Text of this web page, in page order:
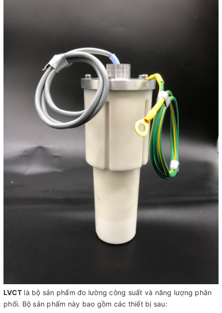
LVCT là bộ sản phẩm đo lường công suất và năng lượng phân
phối. Bộ sản phẩm này bao gồm các thiết bị sau: